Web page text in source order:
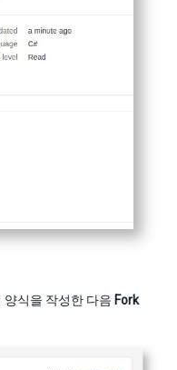
식을 작성한 다음 Fork